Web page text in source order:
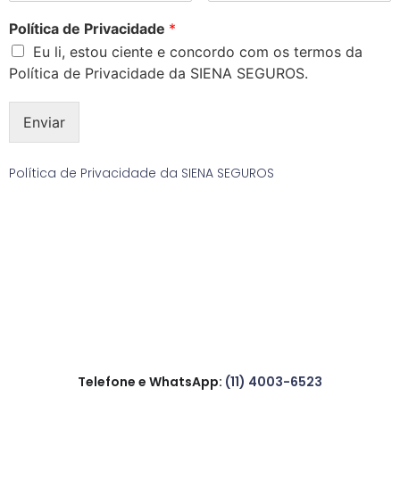
Política de Privacidade *
Eu li, estou ciente e concordo com os termos da
Política de Privacidade da SIENA SEGUROS.
Enviar
Política de Privacidade da SIENA SEGUROS
Telefone e WhatsApp: (11) 4003-6523